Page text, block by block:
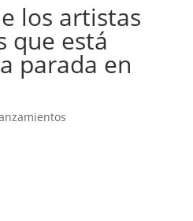
los artistas
que está
parada en